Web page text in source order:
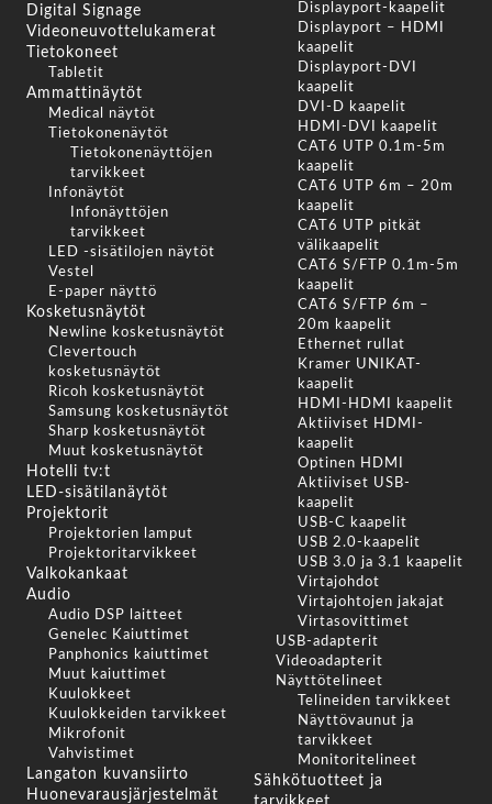
Digital Signage
Videoneuvottelukamerat
Tietokoneet
Tabletit
Ammattinäytöt
Medical näytöt
Tietokonenäytöt
Tietokonenäyttöjen
tarvikkeet
Infonäytöt
Infonäyttöjen
tarvikkeet
LED -sisätilojen näytöt
Vestel
E-paper näyttö
Kosketusnäytöt
Newline kosketusnäytöt
Clevertouch
kosketusnäytöt
Ricoh kosketusnäytöt
Samsung kosketusnäytöt
Sharp kosketusnäytöt
Muut kosketusnäytöt
Hotelli tv:t
LED-sisätilanäytöt
Projektorit
Projektorien lamput
Projektoritarvikkeet
Valkokankaat
Audio
Audio DSP laitteet
Genelec Kaiuttimet
Panphonics kaiuttimet
Muut kaiuttimet
Kuulokkeet
Kuulokkeiden tarvikkeet
Mikrofonit
Vahvistimet
Langaton kuvansiirto
Huonevarausjärjestelmät
Displayport-kaapelit
Displayport – HDMI
kaapelit
Displayport-DVI
kaapelit
DVI-D kaapelit
HDMI-DVI kaapelit
CAT6 UTP 0.1m-5m
kaapelit
CAT6 UTP 6m – 20m
kaapelit
CAT6 UTP pitkät
välikaapelit
CAT6 S/FTP 0.1m-5m
kaapelit
CAT6 S/FTP 6m –
20m kaapelit
Ethernet rullat
Kramer UNIKAT-
kaapelit
HDMI-HDMI kaapelit
Aktiiviset HDMI-
kaapelit
Optinen HDMI
Aktiiviset USB-
kaapelit
USB-C kaapelit
USB 2.0-kaapelit
USB 3.0 ja 3.1 kaapelit
Virtajohdot
Virtajohtojen jakajat
Virtasovittimet
USB-adapterit
Videoadapterit
Näyttötelineet
Telineiden tarvikkeet
Näyttövaunut ja
tarvikkeet
Monitoritelineet
Sähkötuotteet ja